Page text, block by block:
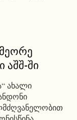
აშშ-ში
ახალი